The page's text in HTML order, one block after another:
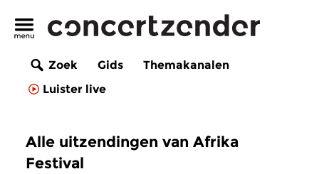
Zoek Gids
Themakanalen
Luister live
Alle uitzendingen van Afrika
Festival